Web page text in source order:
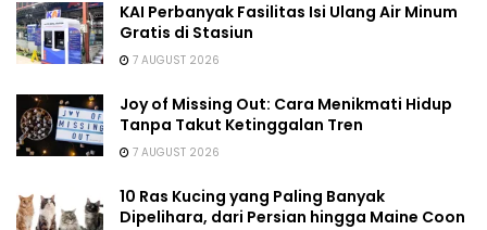
KAI Perbanyak Fasilitas Isi Ulang Air Minum
Gratis di Stasiun
7 AUGUST 2026
Joy of Missing Out: Cara Menikmati Hidup
Tanpa Takut Ketinggalan Tren
7 AUGUST 2026
10 Ras Kucing yang Paling Banyak
Dipelihara, dari Persian hingga Maine Coon